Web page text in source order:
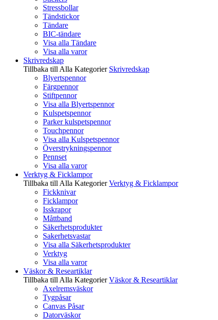
Stressbollar
Tändstickor
Tändare
BIC-tändare
Visa alla Tändare
Visa alla varor
Skrivredskap
Tillbaka till Alla Kategorier Skrivredskap
Blyertspennor
Färgpennor
Stiftpennor
Visa alla Blyertspennor
Kulspetspennor
Parker kulspetspennor
Touchpennor
Visa alla Kulspetspennor
Överstrykningspennor
Pennset
Visa alla varor
Verktyg & Ficklampor
Tillbaka till Alla Kategorier Verktyg & Ficklampor
Fickknivar
Ficklampor
Isskrapor
Måttband
Säkerhetsprodukter
Sakerhetsvastar
Visa alla Säkerhetsprodukter
Verktyg
Visa alla varor
Väskor & Researtiklar
Tillbaka till Alla Kategorier Väskor & Researtiklar
Axelremsväskor
Tygpåsar
Canvas Påsar
Datorväskor